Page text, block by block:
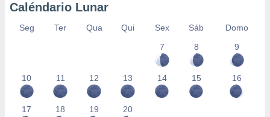
Caléndario Lunar
Seg Ter Qua Qui Sex Sáb
Domo
7
8 9
10 11 12 13 14 15 16
17 18 19 20